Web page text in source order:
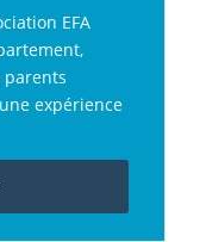
EFA
parents
expérience